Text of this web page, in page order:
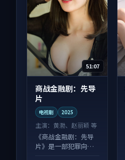
51:07
商战金融剧：先导
片
电视剧 2025
主演： 黄渤、赵丽颖 等
《商战金融剧：先导
片》是一部犯罪向电